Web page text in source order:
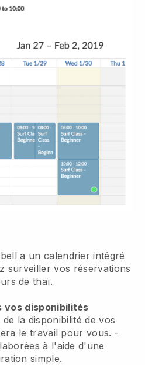
a un calendrier intégré
surveiller vos réservations
de thaï.
vos disponibilités
la disponibilité de vos
le travail pour vous. -
à l'aide d'une
simple.